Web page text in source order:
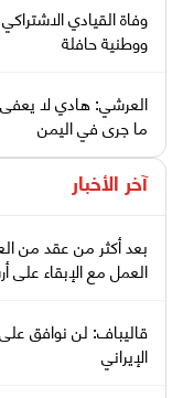
وفاة القيادي
ووطنية حافلة
العرشي: هادي لا
ما جرى في اليمن
آخر الأخبار
بعد أكثر من عقد من
العمل مع الإبقاء على
قاليباف: لن نوافق
الإيراني